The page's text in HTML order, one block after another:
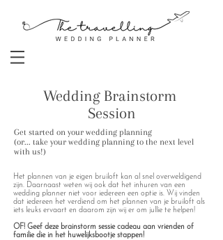
Wedding Brainstorm
Session
Get started on your wedding planning
(or... take your wedding planning to the next level
with us!)
Het plannen van je eigen bruiloft kan al snel overweldigend
zijn. Daarnaast weten wij ook dat het inhuren van een
wedding planner niet voor iedereen een optie is. Wij vinden
dat iedereen het verdiend om het plannen van je bruiloft als
iets leuks ervaart en daarom zijn wij er om jullie te helpen!
OF! Geef deze brainstorm sessie cadeau aan vrienden of
familie die in het huwelijksbootje stappen!